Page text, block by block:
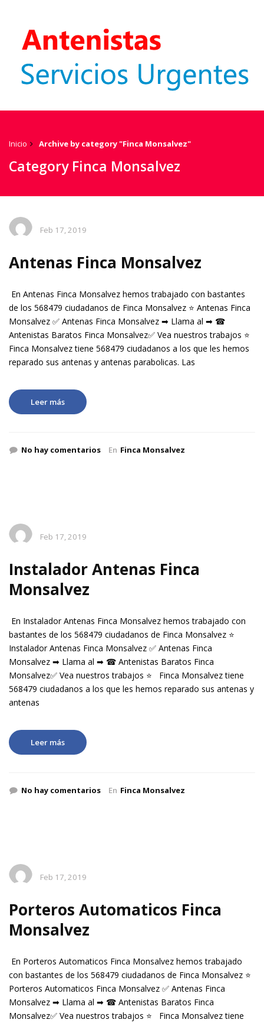
Inicio Archive by category "Finca Monsalvez"
Category Finca Monsalvez
Feb 17, 2019
Antenas Finca Monsalvez
En Antenas Finca Monsalvez hemos trabajado con bastantes
de los 568479 ciudadanos de Finca Monsalvez ⭐ Antenas Finca
Monsalvez ✅ Antenas Finca Monsalvez ➡ Llama al ➡ ☎
Antenistas Baratos Finca Monsalvez✅ Vea nuestros trabajos ⭐
Finca Monsalvez tiene 568479 ciudadanos a los que les hemos
reparado sus antenas y antenas parabolicas. Las
Leer más
No hay comentarios En Finca Monsalvez
Feb 17, 2019
Instalador Antenas Finca
Monsalvez
En Instalador Antenas Finca Monsalvez hemos trabajado con
bastantes de los 568479 ciudadanos de Finca Monsalvez ⭐
Instalador Antenas Finca Monsalvez ✅ Antenas Finca
Monsalvez ➡ Llama al ➡ ☎ Antenistas Baratos Finca
Monsalvez✅ Vea nuestros trabajos ⭐ Finca Monsalvez tiene
568479 ciudadanos a los que les hemos reparado sus antenas y
antenas
Leer más
No hay comentarios En Finca Monsalvez
Feb 17, 2019
Porteros Automaticos Finca
Monsalvez
En Porteros Automaticos Finca Monsalvez hemos trabajado
con bastantes de los 568479 ciudadanos de Finca Monsalvez ⭐
Porteros Automaticos Finca Monsalvez ✅ Antenas Finca
Monsalvez ➡ Llama al ➡ ☎ Antenistas Baratos Finca
Monsalvez✅ Vea nuestros trabajos ⭐ Finca Monsalvez tiene